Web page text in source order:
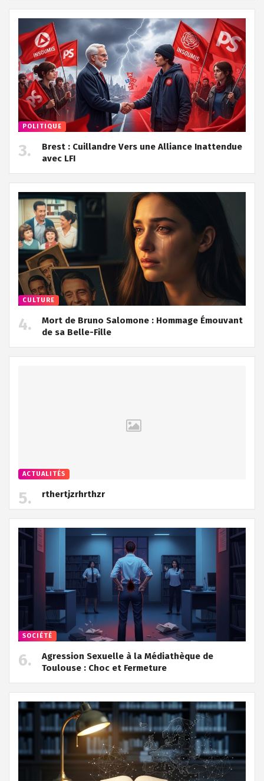
POLITIQUE
Brest : Cuillandre Vers une Alliance Inattendue
avec LFI
CULTURE
Mort de Bruno Salomone : Hommage Émouvant
de sa Belle-Fille
ACTUALITÉS
rthertjzrhrthzr
SOCIÉTÉ
Agression Sexuelle à la Médiathèque de
Toulouse : Choc et Fermeture